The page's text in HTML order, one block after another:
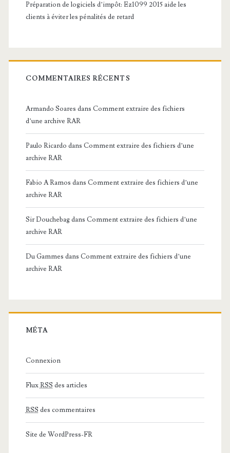
Préparation de logiciels d’impôt: Ez1099 2015 aide les
clients à éviter les pénalités de retard
COMMENTAIRES RÉCENTS
Armando Soares dans Comment extraire des fichiers
d’une archive RAR
Paulo Ricardo dans Comment extraire des fichiers d’une
archive RAR
Fabio A Ramos dans Comment extraire des fichiers d’une
archive RAR
Sir Douchebagdans Comment extraire des fichiers d’une
archive RAR
Du Gammes dans Comment extraire des fichiers d’une
archive RAR
MÉTA
Connexion
FluxRSS des articles
RSS des commentaires
Site de WordPress-FR